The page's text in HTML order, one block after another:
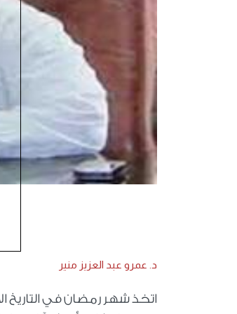
د. عمرو عبد العزيز منير
اتخذ شهر رمضان في